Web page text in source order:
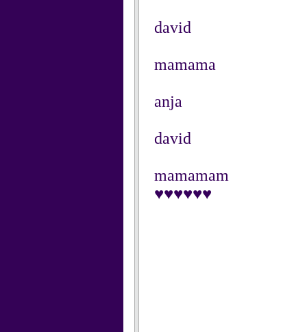
david
mamama
anja
david
mamamam
♥♥♥♥♥♥